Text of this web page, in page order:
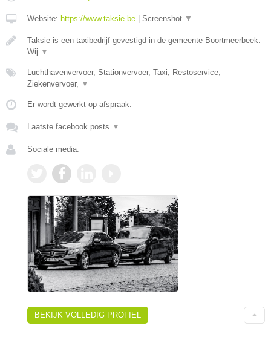
Website: https://www.taksie.be Screenshot ▼
Taksie is een taxibedrijf gevestigd in de gemeente Boortmeerbeek.
Wij ▼
Luchthavenvervoer, Stationvervoer, Taxi, Restoservice,
Ziekenvervoer, ▼
Er wordt gewerkt op afspraak.
Laatste facebook posts ▼
Sociale media:
BEKIJK VOLLEDIG PROFIEL